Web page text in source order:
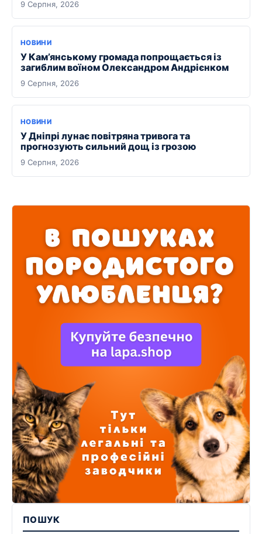
9 Серпня, 2026
НОВИНИ
У Кам’янському громада попрощається із
загиблим воїном Олександром Андрієнком
9 Серпня, 2026
НОВИНИ
У Дніпрі лунає повітряна тривога та
прогнозують сильний дощ із грозою
9 Серпня, 2026
ПОШУК